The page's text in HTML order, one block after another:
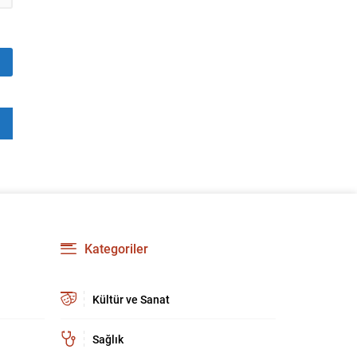
Kategoriler
Kültür ve Sanat
Sağlık